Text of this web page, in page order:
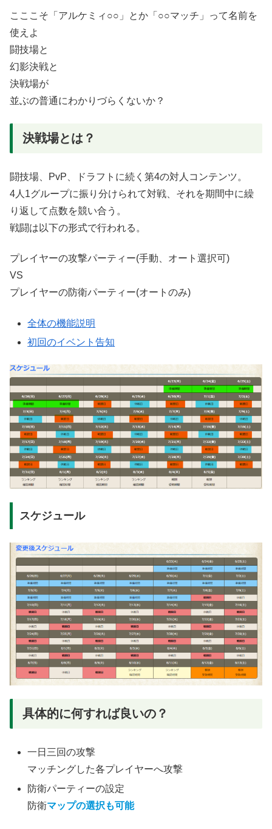
こここそ「アルケミィ○○」とか「○○マッチ」って名前を
使えよ
闘技場と
幻影決戦と
決戦場が
並ぶの普通にわかりづらくないか？
決戦場とは？
闘技場、PvP、ドラフトに続く第4の対人コンテンツ。
4人1グループに振り分けられて対戦、それを期間中に繰
り返して点数を競い合う。
戦闘は以下の形式で行われる。
プレイヤーの攻撃パーティー(手動、オート選択可)
VS
プレイヤーの防衛パーティー(オートのみ)
全体の機能説明
初回のイベント告知
スケジュール
具体的に何すれば良いの？
一日三回の攻撃
マッチングした各プレイヤーへ攻撃
防衛パーティーの設定
防衛マップの選択も可能